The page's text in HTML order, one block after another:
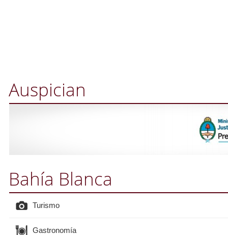
Auspician
Bahía Blanca
Turismo
Gastronomía